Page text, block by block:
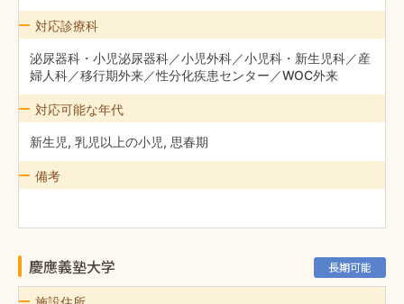
対応診療科
泌尿器科・小児泌尿器科／小児外科／小児科・新生児科／産
婦人科／移行期外来／性分化疾患センター／WOC外来
対応可能な年代
新生児, 乳児以上の小児, 思春期
備考
慶應義塾大学 長期可能